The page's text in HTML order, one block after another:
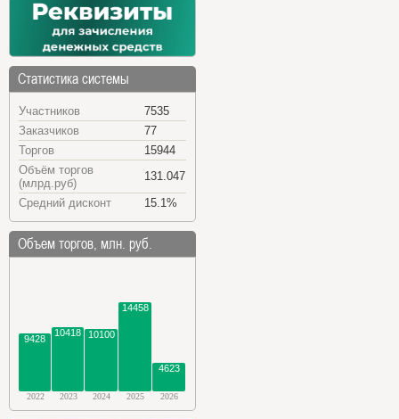
Статистика системы
Участников
7535
Заказчиков
77
Торгов
15944
Объём торгов
(млрд.руб)
131.047
Средний дисконт
15.1%
Объем торгов, млн. руб.
9428
10418 10100
14458
4623
2022 2023 2024 2025 2026